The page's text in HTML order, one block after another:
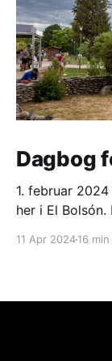
Dagbog
1. februar 2024 Vi tager en lille ferie fra vores rejse
her i El
om morgenen. 2. februar 2024 Ligesom i går. Ranveg
11 Apr 202416